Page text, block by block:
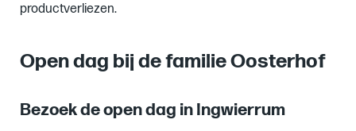
productverliezen.
Open dag bij de familie Oosterhof
Bezoek de open dag in Ingwierrum